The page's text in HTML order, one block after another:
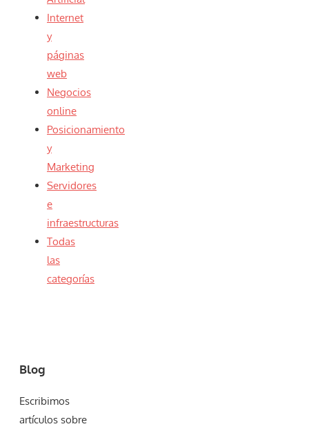
Internet
y
páginas
web
Negocios
online
Posicionamiento
y
Marketing
Servidores
e
infraestructuras
Todas
las
categorías
Blog
Escribimos
artículos sobre